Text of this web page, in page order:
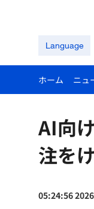
Language
ホーム ニュ
AI向
注を
05:24:56